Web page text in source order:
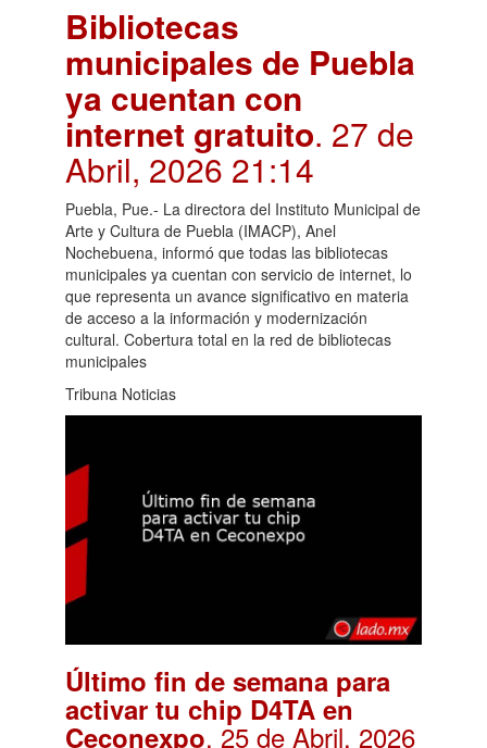
Bibliotecas
municipales de Puebla
ya cuentan con
internet gratuito. 27 de
Abril, 2026 21:14
Puebla, Pue.- La directora del Instituto Municipal de
Arte y Cultura de Puebla (IMACP), Anel
Nochebuena, informó que todas las bibliotecas
municipales ya cuentan con servicio de internet, lo
que representa un avance significativo en materia
de acceso a la información y modernización
cultural. Cobertura total en la red de bibliotecas
municipales
Tribuna Noticias
Último fin de semana para
activar tu chip D4TA en
Ceconexpo. 25 de Abril, 2026